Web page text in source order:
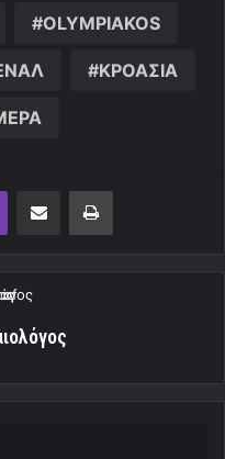
OLYMPIAKOS
ΚΡΟΑΣΙΑ
Viber Κοινοποίηση μέσω ηλεκτρονικού ταχυδρομείουΕκτύπωση